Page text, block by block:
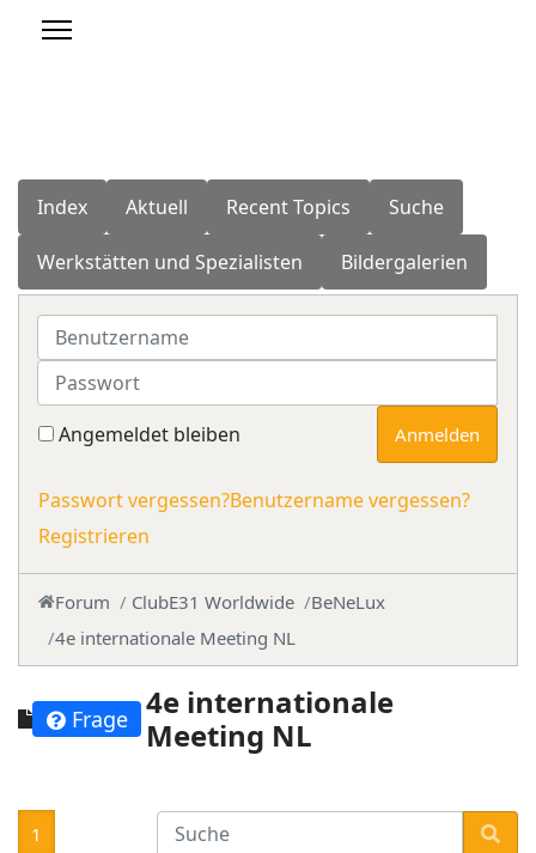
Index Aktuell Recent Topics Suche
Werkstätten und Spezialisten Bildergalerien
Benutzername
Passwort
Angemeldet bleiben Anmelden
Passwort vergessen?Benutzername vergessen?
Registrieren
Forum ClubE31 Worldwide
BeNeLux
4e internationale Meeting NL
Frage
4e internationale
Meeting NL
1